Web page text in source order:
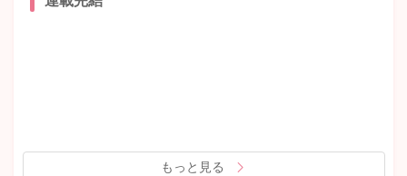
もっと見る